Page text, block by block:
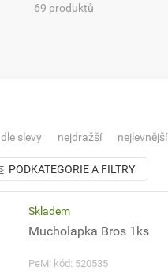
69 produktů
dle slevy nejdražší nejlevnější
PODKATEGORIE A FILTRY
Skladem
Mucholapka Bros 1ks
PeMi kód: 520535